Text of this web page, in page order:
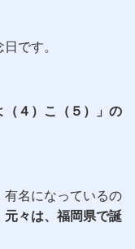
です。
（４）こ（５）」の
有名になっているの
元々は、福岡県で誕